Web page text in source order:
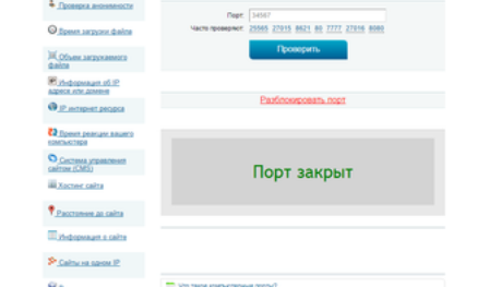
Статьи
Обзоры
Рецепты
Красота и здоровье
Hi-Tech. Интернет
Авто, мото